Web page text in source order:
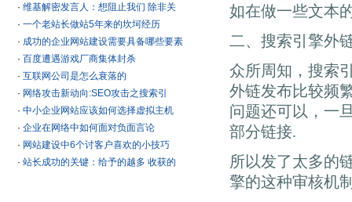
· 维基解密发言人：想阻止我们 除非关
· 一个老站长做站5年来的坎坷经历
· 成功的企业网站建设需要具备哪些要素
· 百度遭遇游戏厂商集体封杀
· 互联网公司是怎么衰落的
· 网络攻击新动向:SEO攻击之搜索引
· 中小企业网站应该如何选择虚拟主机
· 企业在网络中如何面对负面言论
· 网站建设中6个讨客户喜欢的小技巧
· 站长成功的关键：给予的越多 收获的
如在做一些文本
二、搜索引擎外
众所周知，搜索
外链发布比较频
问题还可以，一
部分链接.
所以发了太多的
擎的这种审核机